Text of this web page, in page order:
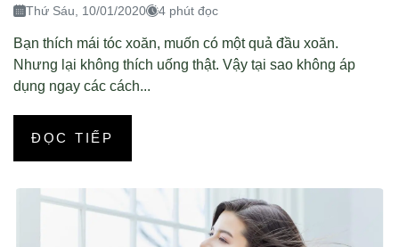
Thứ Sáu, 10/01/2020 4 phút đọc
Bạn thích mái tóc xoăn, muốn có một quả đầu xoăn.
Nhưng lại không thích uống thật. Vậy tại sao không áp
dụng ngay các cách...
ĐỌC TIẾP